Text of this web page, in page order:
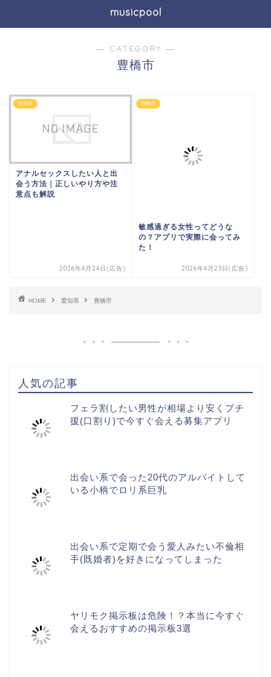
musicpool
― CATEGORY ―
豊橋市
大分市
アナルセックスしたい人と出
会う方法｜正しいやり方や注
意点も解説
2026年4月24日(広告)
豊橋市
敏感過ぎる女性ってどうな
の？アプリで実際に会ってみ
た！
2026年4月23日(広告)
HOME 愛知県 豊橋市
人気の記事
フェラ割したい男性が相場より安くプチ
援(口割り)で今すぐ会える募集アプリ
出会い系で会った20代のアルバイトして
いる小柄でロリ系巨乳
出会い系で定期で会う愛人みたい不倫相
手(既婚者)を好きになってしまった
ヤリモク掲示板は危険！？本当に今すぐ
会えるおすすめの掲示板3選